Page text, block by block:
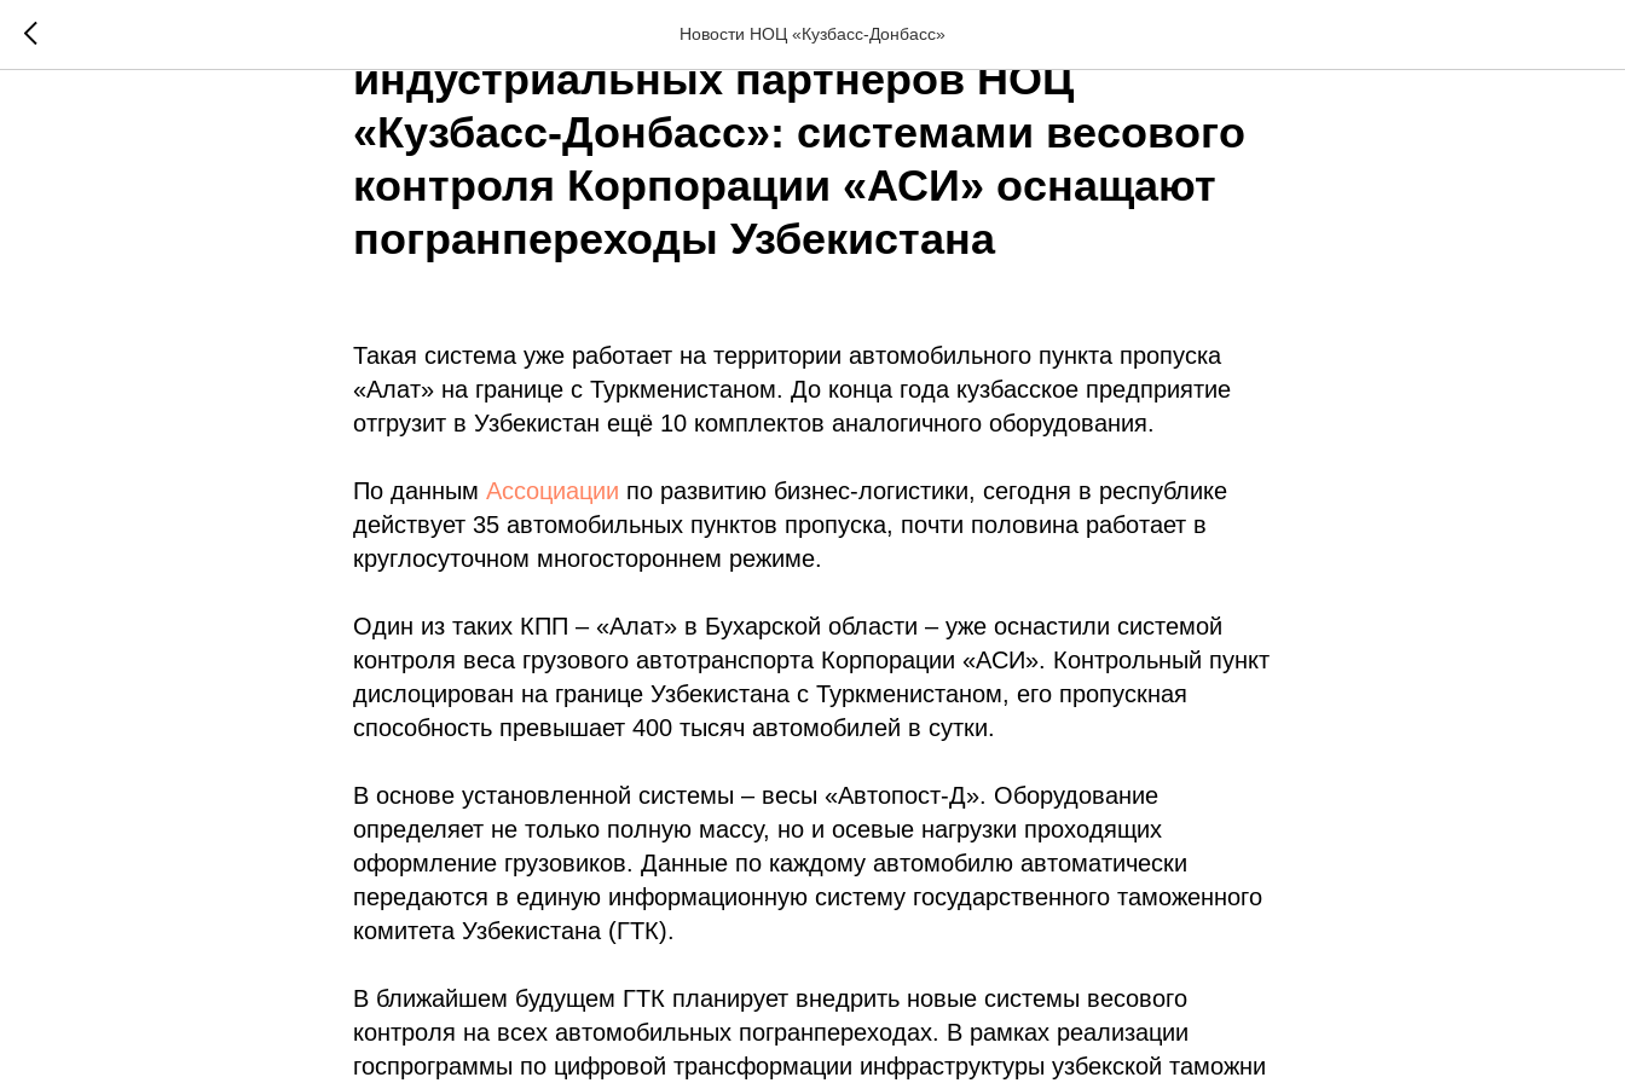
Новости НОЦ «Кузбасс-Донбасс»
Международное сотрудничество
индустриальных партнёров НОЦ
«Кузбасс-Донбасс»: системами весового
контроля Корпорации «АСИ» оснащают
погранпереходы Узбекистана
Такая система уже работает на территории автомобильного пункта пропуска
«Алат» на границе с Туркменистаном. До конца года кузбасское предприятие
отгрузит в Узбекистан ещё 10 комплектов аналогичного оборудования.
По данным Ассоциации по развитию бизнес-логистики, сегодня в республике
действует 35 автомобильных пунктов пропуска, почти половина работает в
круглосуточном многостороннем режиме.
Один из таких КПП – «Алат» в Бухарской области – уже оснастили системой
контроля веса грузового автотранспорта Корпорации «АСИ». Контрольный пункт
дислоцирован на границе Узбекистана с Туркменистаном, его пропускная
способность превышает 400 тысяч автомобилей в сутки.
В основе установленной системы – весы «Автопост-Д». Оборудование
определяет не только полную массу, но и осевые нагрузки проходящих
оформление грузовиков. Данные по каждому автомобилю автоматически
передаются в единую информационную систему государственного таможенного
комитета Узбекистана (ГТК).
В ближайшем будущем ГТК планирует внедрить новые системы весового
контроля на всех автомобильных погранпереходах. В рамках реализации
госпрограммы по цифровой трансформации инфраструктуры узбекской таможни